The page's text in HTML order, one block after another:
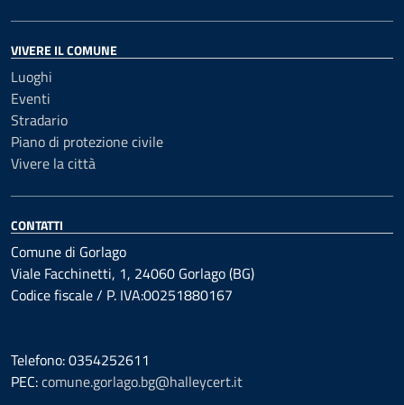
VIVERE IL COMUNE
Luoghi
Eventi
Stradario
Piano di protezione civile
Vivere la città
CONTATTI
Comune di Gorlago
Viale Facchinetti, 1, 24060 Gorlago (BG)
Codice fiscale / P. IVA:00251880167
Telefono: 0354252611
PEC:comune.gorlago.bg@halleycert.it